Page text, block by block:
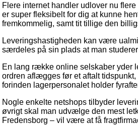
Flere internet handler udlover nu
er super fleksibelt for dig at kunne
fremkommelig, samt tit tillige den
Leveringshastigheden kan være
særdeles på sin plads at man
En lang række online selskaber yder
ordren aflægges før et aftalt
forinden lagerpersonalet holder
Nogle enkelte netshops tilbyder
øvrigt skal man udvælge den mest
Fredensborg – vil være at få